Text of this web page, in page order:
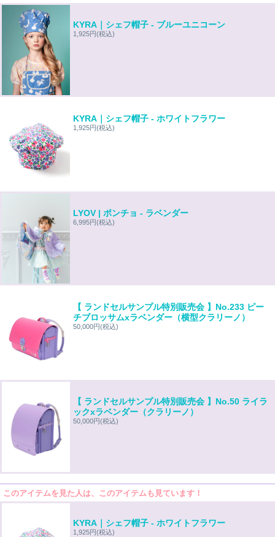
KYRA｜シェフ帽子 - ブルーユニコーン
1,925円(税込)
KYRA｜シェフ帽子 - ホワイトフラワー
1,925円(税込)
LYOV | ポンチョ - ラベンダー
6,995円(税込)
【 ランドセルサンプル特別販売会 】No.233 ピー
チブロッサムxラベンダー（横型クラリーノ）
50,000円(税込)
【 ランドセルサンプル特別販売会 】No.50 ライラ
ックxラベンダー（クラリーノ）
50,000円(税込)
このアイテムを見た人は、このアイテムも見ています！
KYRA｜シェフ帽子 - ホワイトフラワー
1,925円(税込)